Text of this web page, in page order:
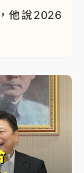
他說2026